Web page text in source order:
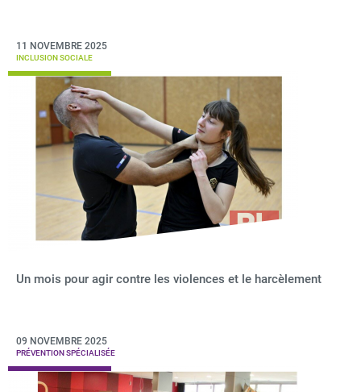
11 NOVEMBRE 2025
INCLUSION SOCIALE
Un mois pour agir contre les violences et le harcèlement
09 NOVEMBRE 2025
PRÉVENTION SPÉCIALISÉE